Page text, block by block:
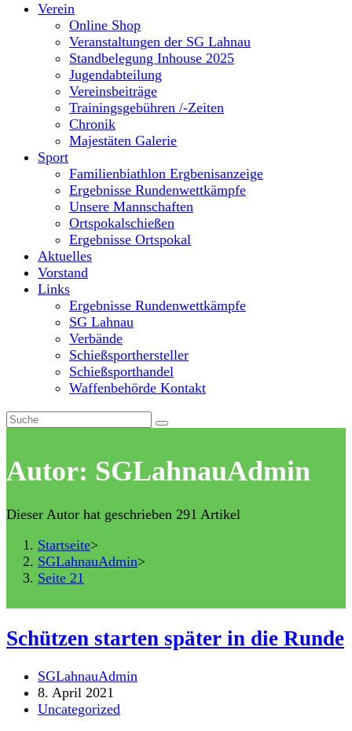
search
Verein
Online Shop
Veranstaltungen der SG Lahnau
Standbelegung Inhouse 2025
Jugendabteilung
Vereinsbeiträge
Trainingsgebühren /-Zeiten
Chronik
Majestäten Galerie
Sport
Familienbiathlon Ergbenisanzeige
Ergebnisse Rundenwettkämpfe
Unsere Mannschaften
Ortspokalschießen
Ergebnisse Ortspokal
Aktuelles
Vorstand
Links
Ergebnisse Rundenwettkämpfe
SG Lahnau
Verbände
Schießsporthersteller
Schießsporthandel
Waffenbehörde Kontakt
Autor: SGLahnauAdmin
Dieser Autor hat geschrieben 291 Artikel
Startseite>
SGLahnauAdmin>
Seite 21
Schützen starten später in die Runde
Beitrags-
Autor:
SGLahnauAdmin
Beitrag
veröffentlicht:
8. April 2021
Beitrags-
Uncategorized